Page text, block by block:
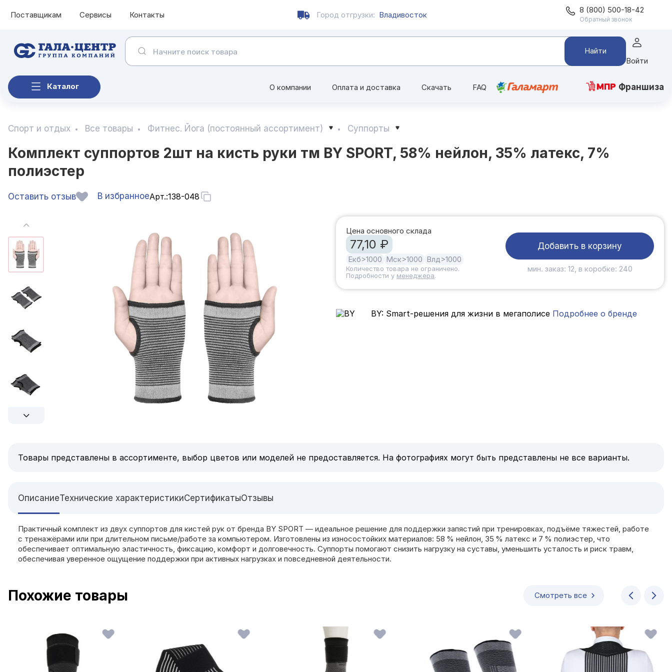
Поставщикам Сервисы Контакты Город отгрузки: Владивосток 8 (800) 500-18-42
Обратный звонок
Найти
Войти
Каталог О компании Оплата и доставка Скачать FAQ Франшиза
Спорт и отдых Все товары Фитнес. Йога (постоянный ассортимент) Суппорты
Комплект суппортов 2шт на кисть руки тм BY SPORT, 58% нейлон, 35% латекс, 7%
полиэстер
Оставить отзыв В избранноеАрт.:138-048
Цена основного склада
77,10 ₽
Екб>1000 Мск>1000 Влд>1000
Количество товара не ограничено.
Подробности у менеджера.
Добавить в корзину
мин. заказ: 12, в коробке: 240
BY: Smart-решения для жизни в мегаполисе Подробнее о бренде
Товары представлены в ассортименте, выбор цветов или моделей не предоставляется. На фотографиях могут быть представлены не все варианты.
ОписаниеТехнические характеристикиСертификатыОтзывы
Практичный комплект из двух суппортов для кистей рук от бренда BY SPORT — идеальное решение для поддержки запястий при тренировках, подъёме тяжестей, работе
с тренажёрами или при длительном письме/работе за компьютером. Изготовлены из износостойких материалов: 58 % нейлон, 35 % латекс и 7 % полиэстер, что
обеспечивает оптимальную эластичность, фиксацию, комфорт и долговечность. Суппорты помогают снизить нагрузку на суставы, уменьшить усталость и риск травм,
обеспечивая уверенное ощущение поддержки при активных нагрузках и повседневной деятельности.
Похожие товары Смотреть все